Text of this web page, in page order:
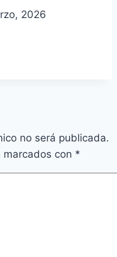
2026
no será publicada.
con *